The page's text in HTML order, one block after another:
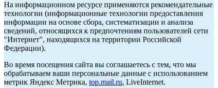
На информационном ресурсе применяются рекомендательные
технологии (информационные технологии предоставления
информации на основе сбора, систематизации и анализа
сведений, относящихся к предпочтениям пользователей сети
"Интернет", находящихся на территории Российской
Федерации).
Во время посещения сайта вы соглашаетесь с тем, что мы
обрабатываем ваши персональные данные с использованием
метрик Яндекс Метрика, top.mail.ru, LiveInternet.